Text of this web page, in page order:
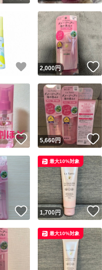
Yahoo!フリマが定めた
安心取引出品者
安心取引出品者
取引実績
取引実績◯+
商品画像の無断
コピーは1商品
いいね！
2,000円
いいね！
5,660円
いいね！
1,700円
最大10%対象
最大10%対象